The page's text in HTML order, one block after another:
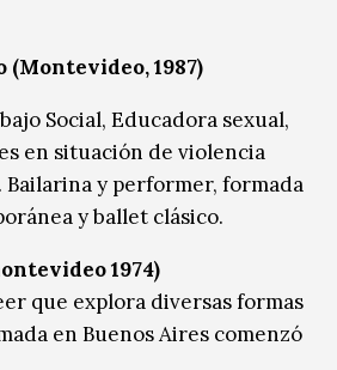
1987)
Social, Educadora sexual,
en situación de violencia
Bailarina y performer, formada
y ballet clásico.
1974)
que explora diversas formas
en Buenos Aires comenzó